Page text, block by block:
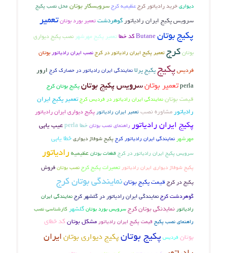
دیواریخرید رادیاتور کرجعظیمیه کرجسرویسکار بوتانمحل نصب پکیج
سرویس پکیج ایران رادیاتور گوهردشتتعمیر بورد بوتانتعمیر
پکیج بوتانButaneکد خطاتعمیر پکیج مهرشهر نصب پکیج دیواری
بوتانکرجتعمیر پکیج ایران رادیاتور در کرج نصب ایران رادیاتور بوتان
فردیسپکیجپکیج پرلا نمایندگی ایران رادیاتور در حصارک کرج ارور
perlaتعمیر بوتانسرویس پکیج بوتانپکیج بوتان کرج
قیمت بوتاننمایندگی ایران رادیاتور در فردیس کرجتعمیر پکیج ایران
رادیاتور مشاوره نصبتعمیر ایران رادیاتورپکیج دیواری ایران رادیاتور
پکیج ایران رادیاتور راهنمای نصب بوتانخطا perla عیب یابی
مهرشهر نمایندگی ایران رادیاتور کرجپکیج شوفاژ دیواریخطا یابی
سرویس پکیج ایران رادیاتور در کرج قطعات بوتان عظیمیهرادیاتور
پکیج شوفاژ دیواری ایران رادیاتورتعمیرات پکیج کرجنصب بوتانفروش
پکیج در کرج قیمت پکیج بوتاننمایندگی بوتان کرج
گوهردشت کرجنمایندگی ایران رادیاتور در گلشهر کرجنمایندگی ایران
رادیاتورنمایدنگی بوتان کرج سرویس بورد بوتان گلشهر کارشناسی نصب
راهنمای نصب پکیجقیمت پکیج ایران رادیاتورمشکل بوتانکد خطای
بوتانفردیس پکیج بوتانپکیج دیواری بوتانایران